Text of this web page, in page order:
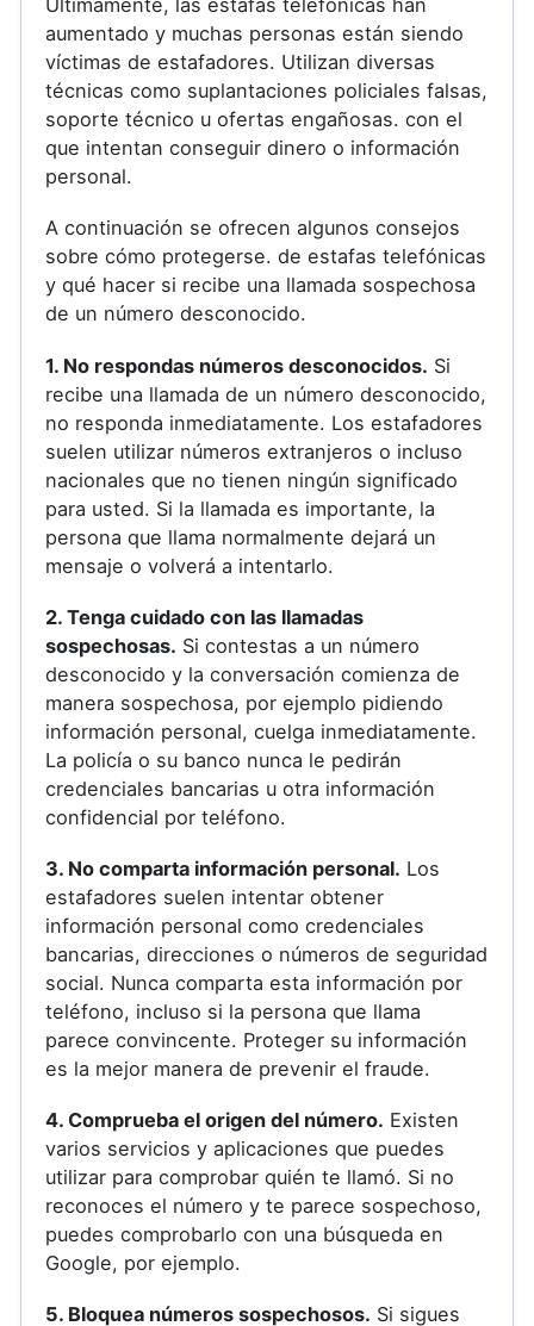
Últimamente, las estafas telefónicas han
aumentado y muchas personas están siendo
víctimas de estafadores. Utilizan diversas
técnicas como suplantaciones policiales falsas,
soporte técnico u ofertas engañosas. con el
que intentan conseguir dinero o información
personal.
A continuación se ofrecen algunos consejos
sobre cómo protegerse. de estafas telefónicas
y qué hacer si recibe una llamada sospechosa
de un número desconocido.
1. No respondas números desconocidos. Si
recibe una llamada de un número desconocido,
no responda inmediatamente. Los estafadores
suelen utilizar números extranjeros o incluso
nacionales que no tienen ningún significado
para usted. Si la llamada es importante, la
persona que llama normalmente dejará un
mensaje o volverá a intentarlo.
2. Tenga cuidado con las llamadas
sospechosas. Si contestas a un número
desconocido y la conversación comienza de
manera sospechosa, por ejemplo pidiendo
información personal, cuelga inmediatamente.
La policía o su banco nunca le pedirán
credenciales bancarias u otra información
confidencial por teléfono.
3. No comparta información personal. Los
estafadores suelen intentar obtener
información personal como credenciales
bancarias, direcciones o números de seguridad
social. Nunca comparta esta información por
teléfono, incluso si la persona que llama
parece convincente. Proteger su información
es la mejor manera de prevenir el fraude.
4. Comprueba el origen del número. Existen
varios servicios y aplicaciones que puedes
utilizar para comprobar quién te llamó. Si no
reconoces el número y te parece sospechoso,
puedes comprobarlo con una búsqueda en
Google, por ejemplo.
5. Bloquea números sospechosos. Si sigues